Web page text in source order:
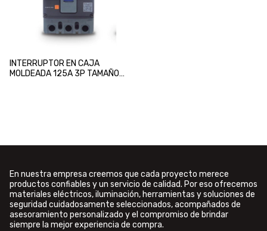
INTERRUPTOR EN CAJA
MOLDEADA 125A 3P TAMAÑO
En nuestra empresa creemos que cada proyecto merece
productos confiables y un servicio de calidad. Por eso ofrecemos
materiales eléctricos, iluminación, herramientas y soluciones de
seguridad cuidadosamente seleccionados, acompañados de
asesoramiento personalizado y el compromiso de brindar
siempre la mejor experiencia de compra.